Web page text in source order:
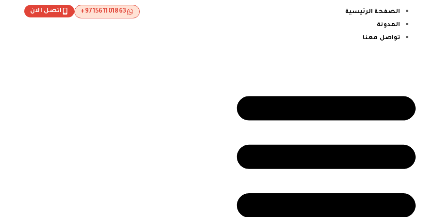
الصفحة الرئيسية
المدونة
تواصل معنا
اتصل الآن 971561101863+